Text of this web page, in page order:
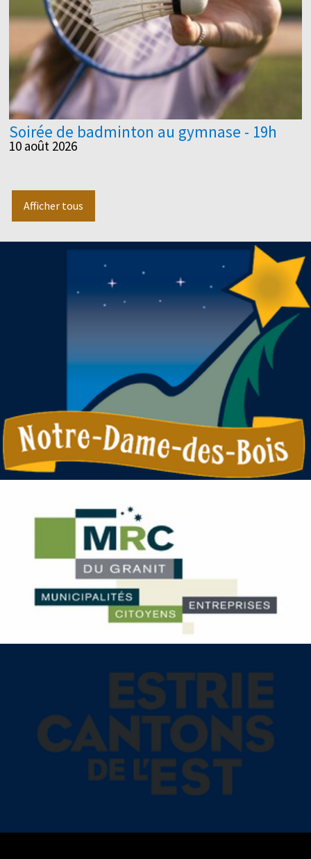
Soirée de badminton au gymnase - 19h
10 août 2026
Afficher tous